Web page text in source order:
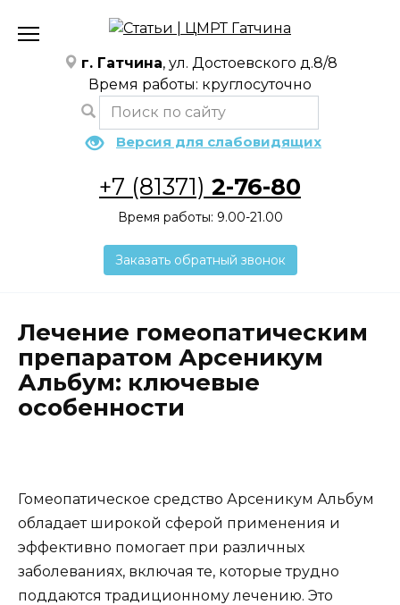
содержанию
г. Гатчина, ул. Достоевского д.8/8
Время работы: круглосуточно
Версия для слабовидящих
+7 (81371) 2-76-80
Время работы: 9.00-21.00
Заказать обратный звонок
Лечение гомеопатическим
препаратом Арсеникум
Альбум: ключевые
особенности
Гомеопатическое средство Арсеникум Альбум
обладает широкой сферой применения и
эффективно помогает при различных
заболеваниях, включая те, которые трудно
поддаются традиционному лечению. Это